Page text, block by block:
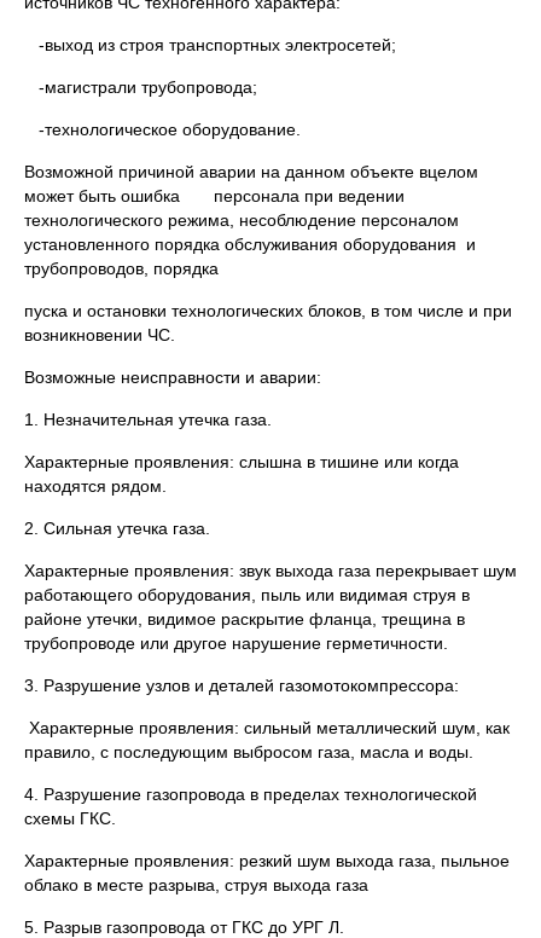
-выход из строя транспортных электросетей;
-магистрали трубопровода;
-технологическое оборудование.
Возможной причиной аварии на данном объекте вцелом
может быть ошибка персонала при ведении
технологического режима, несоблюдение персоналом
установленного порядка обслуживания оборудования и
трубопроводов, порядка
пуска и остановки технологических блоков, в том числе и при
возникновении ЧС.
Возможные неисправности и аварии:
1. Незначительная утечка газа.
Характерные проявления: слышна в тишине или когда
находятся рядом.
2. Сильная утечка газа.
Характерные проявления: звук выхода газа перекрывает шум
работающего оборудования, пыль или видимая струя в
районе утечки, видимое раскрытие фланца, трещина в
трубопроводе или другое нарушение герметичности.
3. Разрушение узлов и деталей газомотокомпрессора:
Характерные проявления: сильный металлический шум, как
правило, с последующим выбросом газа, масла и воды.
4. Разрушение газопровода в пределах технологической
схемы ГКС.
Характерные проявления: резкий шум выхода газа, пыльное
облако в месте разрыва, струя выхода газа
5. Разрыв газопровода от ГКС до УРГ Л.